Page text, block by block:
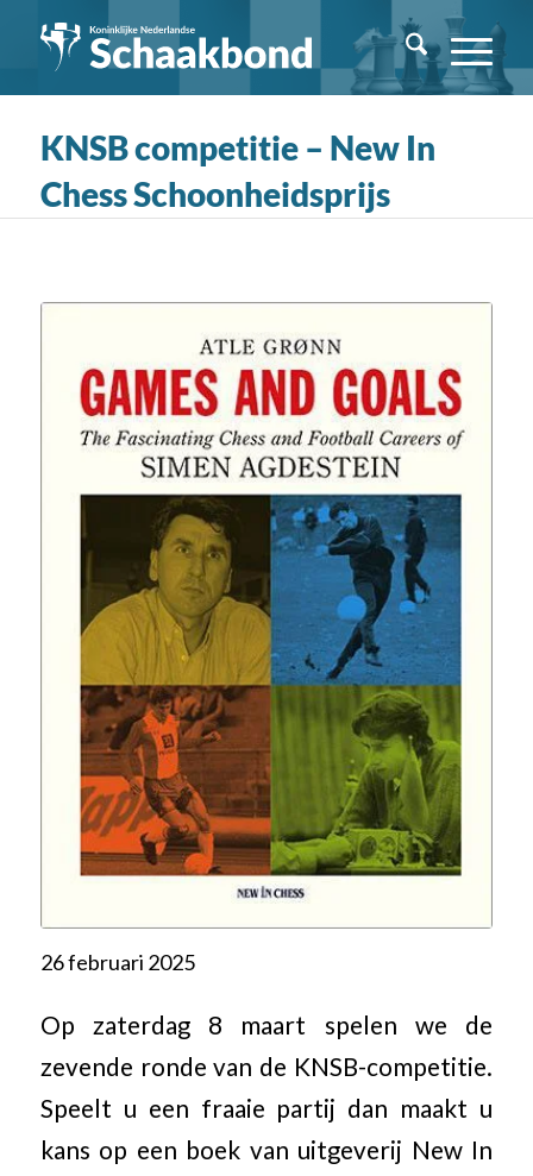
KNSB competitie – New In
Chess Schoonheidsprijs
26 februari 2025
Op zaterdag 8 maart spelen we de
zevende ronde van de KNSB-competitie.
Speelt u een fraaie partij dan maakt u
kans op een boek van uitgeverij New In